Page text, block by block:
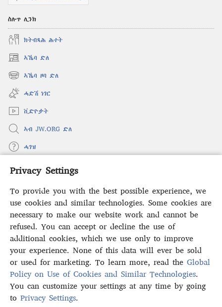
Privacy Settings
To provide you with the best possible experience, we
use cookies and similar technologies. Some cookies are
necessary to make our website work and cannot be
refused. You can accept or decline the use of
additional cookies, which we use only to improve
your experience. None of this data will ever be sold
or used for marketing. To learn more, read the Global
Policy on Use of Cookies and Similar Technologies
You can customize your settings at any time by going
to Privacy Settings
ስሉጥ ሊንክ
ክትብጻሕ ሕተት
ኣኼባ ድለ
(opens
new
window)
ኣኼባ ዞባ ድለ
(opens
new
window)
ሓድሽ ነገር
ቪድዮታት
ኣብ JW.ORG ድለ
ሓገዝ
ወፈያ
(opens
window)
ቤተ መጻሕፍቲ ኢንተርነት ግምቢ ዘብዐኛ
(opens
new
window)JW Hub ®
(opens
new
JW Library
Copyright © 2026 Watch Tower Bible and Tract Society of Pennsylvania.
ውዕል ኣጠቓቕማ |